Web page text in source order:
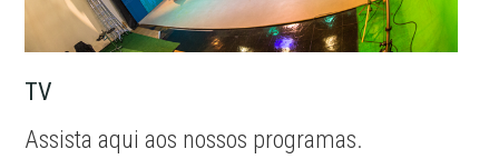
TV
Assista aqui aos nossos programas.